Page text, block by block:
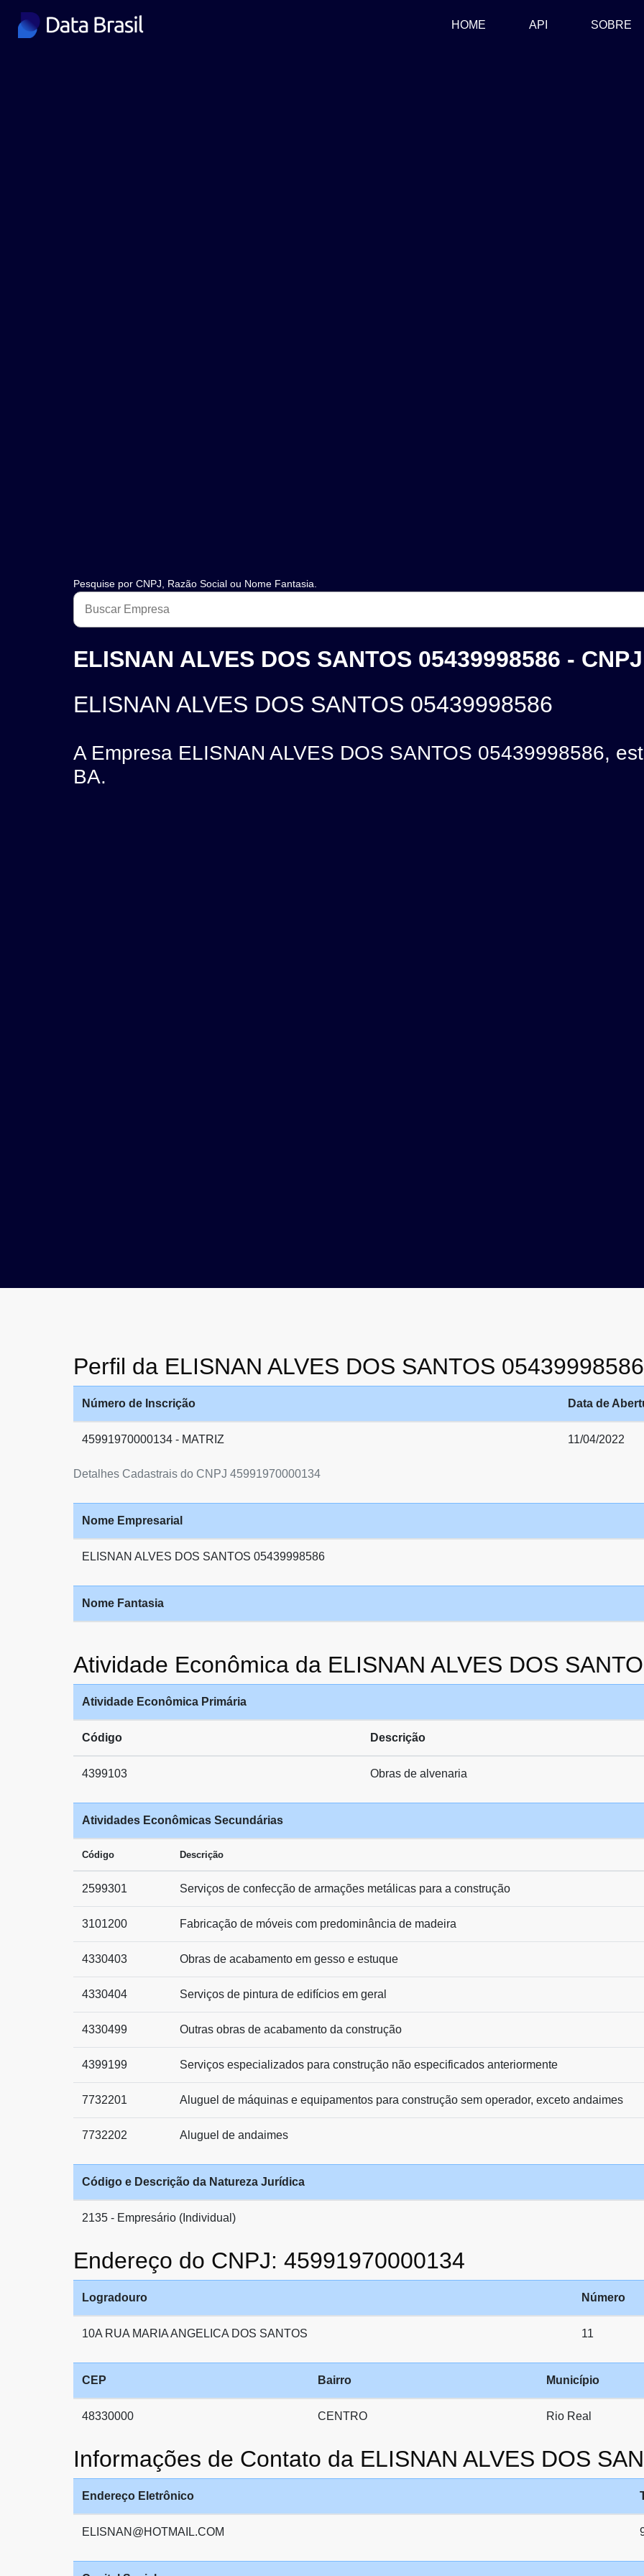
HOME (CURRENT)
API SOBRE
Pesquise por CNPJ, Razão Social ou Nome Fantasia.
ELISNAN ALVES DOS SANTOS 05439998586 -
ELISNAN ALVES DOS SANTOS 05439998586
A Empresa ELISNAN ALVES DOS SANTOS 05439998586,
BA.
Perfil da ELISNAN ALVES DOS SANTOS 05439998586
Detalhes Cadastrais do CNPJ 45991970000134
Número de Inscrição Data de
45991970000134 - MATRIZ 11/04/2022
Nome Empresarial
ELISNAN ALVES DOS SANTOS 05439998586
Nome Fantasia
Atividade Econômica da ELISNAN ALVES DOS
Atividade Econômica Primária
Código Descrição
4399103 Obras de alvenaria
Atividades Econômicas Secundárias
Código Descrição
2599301 Serviços de confecção de armações metálicas para a construção
3101200 Fabricação de móveis com predominância de madeira
4330403 Obras de acabamento em gesso e estuque
4330404 Serviços de pintura de edifícios em geral
4330499 Outras obras de acabamento da construção
4399199 Serviços especializados para construção não especificados anteriormente
7732201 Aluguel de máquinas e equipamentos para construção sem operador, exceto andaimes
7732202 Aluguel de andaimes
Código e Descrição da Natureza Jurídica
2135 - Empresário (Individual)
Endereço do CNPJ: 45991970000134
Logradouro Número
10A RUA MARIA ANGELICA DOS SANTOS 11
CEP Bairro Município
48330000 CENTRO Rio Real
Informações de Contato da ELISNAN ALVES DOS
Endereço Eletrônico
ELISNAN@HOTMAIL.COM